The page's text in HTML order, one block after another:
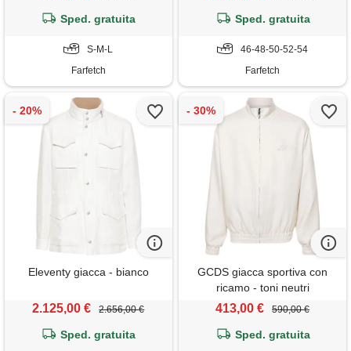
Sped. gratuita
S-M-L
Farfetch
Sped. gratuita
46-48-50-52-54
Farfetch
Eleventy giacca - bianco
2.125,00 € 2.656,00 €
Sped. gratuita
GCDS giacca sportiva con
ricamo - toni neutri
413,00 € 590,00 €
Sped. gratuita